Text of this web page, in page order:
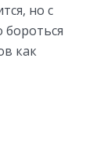
но с
как